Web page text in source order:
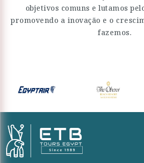
objetivos comuns e lutamos
promovendo a inovação e o
fazemos.